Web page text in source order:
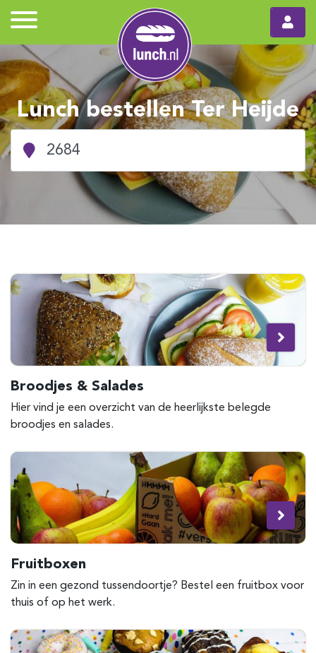
Lunch bestellen Ter Heijde
Broodjes & Salades
Hier vind je een overzicht van de heerlijkste belegde
broodjes en salades.
Fruitboxen
Zin in een gezond tussendoortje? Bestel een fruitbox voor
thuis of op het werk.